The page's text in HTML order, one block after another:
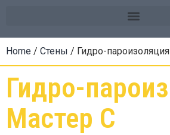
Home / Стены / Гидро-
Гидро-
Мастер C